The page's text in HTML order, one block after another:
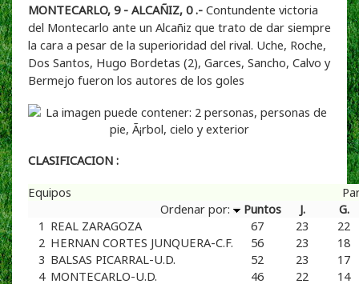
MONTECARLO, 9 - ALCAÑIZ, 0 .- Contundente victoria
del Montecarlo ante un Alcañiz que trato de dar siempre
la cara a pesar de la superioridad del rival. Uche, Roche,
Dos Santos, Hugo Bordetas (2), Garces, Sancho, Calvo y
Bermejo fueron los autores de los goles
CLASIFICACION :
Equipos
Ordenar por:
Puntos J.
G.
1 REAL ZARAGOZA 67 23
22
2 HERNAN CORTES JUNQUERA-C.F. 56 23
18
3 BALSAS PICARRAL-U.D. 52 23
17
4 MONTECARLO-U.D. 46 22 14